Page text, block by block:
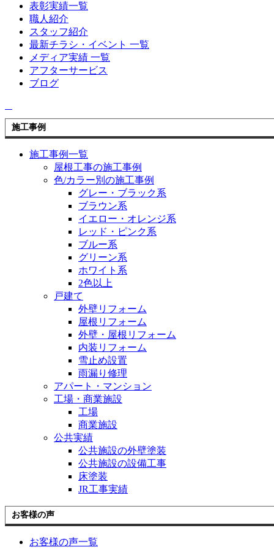
表彰実績一覧
職人紹介
スタッフ紹介
最新チラシ・イベント 一覧
メディア実績 一覧
アフターサービス
ブログ
施工事例
施工事例一覧
屋根工事の施工事例
色/カラー別の施工事例
グレー・ブラック系
ブラウン系
イエロー・オレンジ系
レッド・ピンク系
ブルー系
グリーン系
ホワイト系
2色以上
戸建て
外壁リフォーム
屋根リフォーム
外壁・屋根リフォーム
内装リフォーム
雪止め設置
雨漏り修理
アパート・マンション
工場・商業施設
工場
商業施設
公共実績
公共施設の外壁塗装
公共施設の設備工事
床塗装
JR工事実績
お客様の声
お客様の声一覧